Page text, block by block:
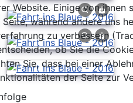
Website. Einige von ihnen
während andere uns
zu verbessern
ob Sie die
Sie, dass bei einer
der Seite zur